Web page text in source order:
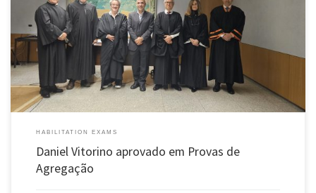
Daniel Vitorino de Castro Oliveira, Professor Associado da Escola de Engenharia da
Universidade do Minho, foi aprovado por unanimidade dos membros do Júri, nas Provas de
Agregação no ramo do conhecimento em Engenharia Civil. As provas públicas de Agregação
no ramo do conhecimento em Engenharia Civil, requeridas pelo Doutor Daniel […]
HABILITATION EXAMS
Daniel Vitorino aprovado em Provas de
Agregação